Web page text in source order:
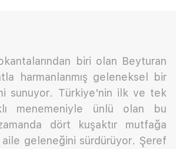
biri olan Beyturan
harmanlanmış geleneksel bir
sunuyor. Türkiye'nin ilk ve tek
menemeniyle ünlü olan bu
dört kuşaktır mutfağa
geleneğini sürdürüyor. Şeref